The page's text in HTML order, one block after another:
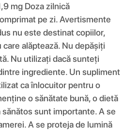
mg Doza zilnică
pe zi. Avertismente
nu este destinat copiilor,
alăptează. Nu depășiți
Nu utilizați dacă sunteți
ingrediente. Un supliment
ca înlocuitor pentru o
o sănătate bună, o dietă
sunt importante. A se
A se proteja de lumină